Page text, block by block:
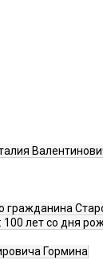
гражданина
лет со дня
Гормина